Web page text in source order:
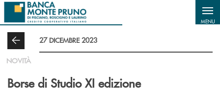
Salta al contenuto principale
MENU
27 DICEMBRE 2023
NOVITÀ
Borse di Studio XI edizione